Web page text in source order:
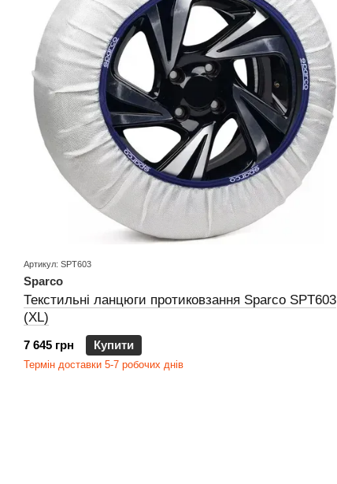
Артикул: SPT603
Sparco
Текстильні ланцюги протиковзання Sparco SPT603
(XL)
7 645 грн Купити
Термін доставки 5-7 робочих днів